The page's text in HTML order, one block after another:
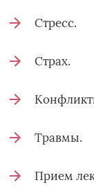
Стресс.
Страх.
Травмы.
Прием